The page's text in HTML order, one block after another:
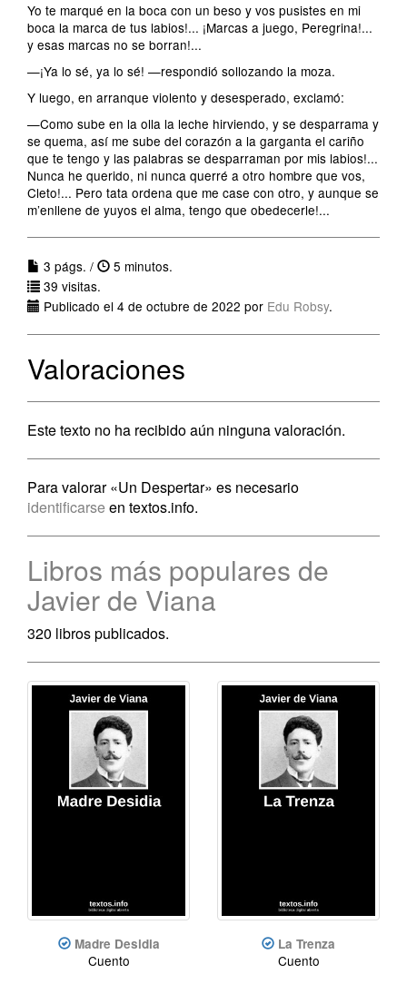
Yo te marqué en la boca con un beso y vos pusistes en mi
boca la marca de tus labios!... ¡Marcas a juego, Peregrina!...
y esas marcas no se borran!...
—¡Ya lo sé, ya lo sé! —respondió sollozando la moza.
Y luego, en arranque violento y desesperado, exclamó:
—Como sube en la olla la leche hirviendo, y se desparrama y
se quema, así me sube del corazón a la garganta el cariño
que te tengo y las palabras se desparraman por mis labios!...
Nunca he querido, ni nunca querré a otro hombre que vos,
Cleto!... Pero tata ordena que me case con otro, y aunque se
m’enllene de yuyos el alma, tengo que obedecerle!...
3 págs. /
5 minutos.
39 visitas.
Publicado el 4 de octubre de 2022 por Edu Robsy.
Valoraciones
Este texto no ha recibido aún ninguna valoración.
Para valorar «Un Despertar» es necesario
identificarse en textos.info.
Libros más populares de
Javier de Viana
320 libros publicados.
Madre Desidia
Cuento
La Trenza
Cuento